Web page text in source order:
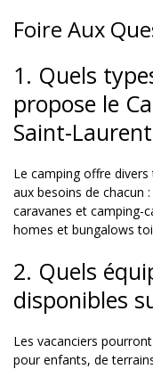
Foire Aux
1. Quels
propose le
Saint-
Le camping offre
aux besoins de chacun
caravanes et camping-
homes et bungalows
2. Quels
disponibles
Les vacanciers
pour enfants, de